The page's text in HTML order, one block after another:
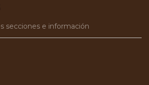
secciones e información